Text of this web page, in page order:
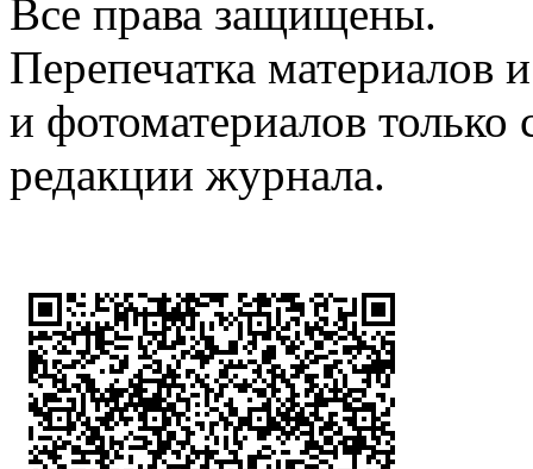
Все права защищены.
Перепечатка материалов
и фотоматериалов
редакции журнала.